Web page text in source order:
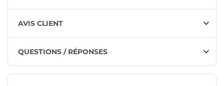
AVIS CLIENT
QUESTIONS / RÉPONSES